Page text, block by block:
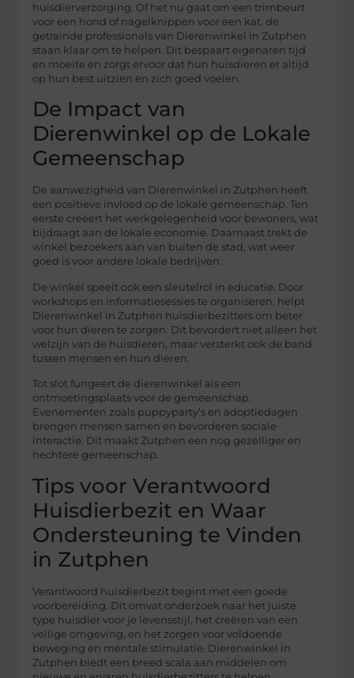
huisdierverzorging. Of het nu gaat om een trimbeurt
voor een hond of nagelknippen voor een kat, de
getrainde professionals van Dierenwinkel in Zutphen
staan klaar om te helpen. Dit bespaart eigenaren tijd
en moeite en zorgt ervoor dat hun huisdieren er altijd
op hun best uitzien en zich goed voelen.
De Impact van
Dierenwinkel op de Lokale
Gemeenschap
De aanwezigheid van Dierenwinkel in Zutphen heeft
een positieve invloed op de lokale gemeenschap. Ten
eerste creëert het werkgelegenheid voor bewoners, wat
bijdraagt aan de lokale economie. Daarnaast trekt de
winkel bezoekers aan van buiten de stad, wat weer
goed is voor andere lokale bedrijven.
De winkel speelt ook een sleutelrol in educatie. Door
workshops en informatiesessies te organiseren, helpt
Dierenwinkel in Zutphen huisdierbezitters om beter
voor hun dieren te zorgen. Dit bevordert niet alleen het
welzijn van de huisdieren, maar versterkt ook de band
tussen mensen en hun dieren.
Tot slot fungeert de dierenwinkel als een
ontmoetingsplaats voor de gemeenschap.
Evenementen zoals puppyparty’s en adoptiedagen
brengen mensen samen en bevorderen sociale
interactie. Dit maakt Zutphen een nog gezelliger en
hechtere gemeenschap.
Tips voor Verantwoord
Huisdierbezit en Waar
Ondersteuning te Vinden
in Zutphen
Verantwoord huisdierbezit begint met een goede
voorbereiding. Dit omvat onderzoek naar het juiste
type huisdier voor je levensstijl, het creëren van een
veilige omgeving, en het zorgen voor voldoende
beweging en mentale stimulatie. Dierenwinkel in
Zutphen biedt een breed scala aan middelen om